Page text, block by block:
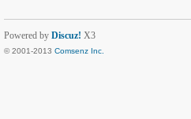
Powered by Discuz! X3
© 2001-2013 Comsenz Inc.